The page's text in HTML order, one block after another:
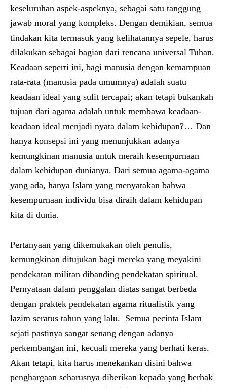
keseluruhan aspek-aspeknya, sebagai satu tanggung
jawab moral yang kompleks. Dengan demikian, semua
tindakan kita termasuk yang kelihatannya sepele, harus
dilakukan sebagai bagian dari rencana universal Tuhan.
Keadaan seperti ini, bagi manusia dengan kemampuan
rata-rata (manusia pada umumnya) adalah suatu
keadaan ideal yang sulit tercapai; akan tetapi bukankah
tujuan dari agama adalah untuk membawa keadaan-
keadaan ideal menjadi nyata dalam kehidupan?… Dan
hanya konsepsi ini yang menunjukkan adanya
kemungkinan manusia untuk meraih kesempurnaan
dalam kehidupan dunianya. Dari semua agama-agama
yang ada, hanya Islam yang menyatakan bahwa
kesempurnaan individu bisa diraih dalam kehidupan
kita di dunia.
Pertanyaan yang dikemukakan oleh penulis,
kemungkinan ditujukan bagi mereka yang meyakini
pendekatan militan dibanding pendekatan spiritual.
Pernyataan dalam penggalan diatas sangat berbeda
dengan praktek pendekatan agama ritualistik yang
lazim seratus tahun yang lalu. Semua pecinta Islam
sejati pastinya sangat senang dengan adanya
perkembangan ini, kecuali mereka yang berhati keras.
Akan tetapi, kita harus menekankan disini bahwa
penghargaan seharusnya diberikan kepada yang berhak